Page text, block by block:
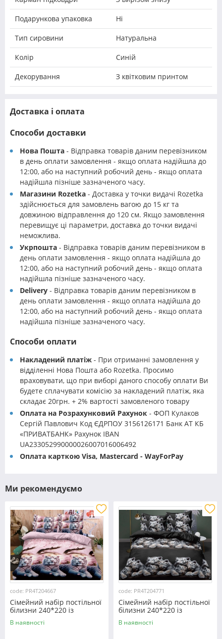
Подарункова упаковка Ні
Тип сировини Натуральна
Колір Синій
Декорування З квітковим принтом
Доставка і оплата
Способи доставки
Нова Пошта - Відправка товарів даним перевізником
в день оплати замовлення - якщо оплата надійшла до
12:00, або на наступний робочий день - якщо оплата
надійшла пізніше зазначеного часу.
Магазини Rozetka - Доставка у точки видачі Rozetka
здійснюється для замовлень вагою до 15 кг та
довжиною відправлення до 120 см. Якщо замовлення
перевищує ці параметри, доставка до точки видачі
неможлива.
Укрпошта - Відправка товарів даним перевізником в
день оплати замовлення - якщо оплата надійшла до
12:00, або на наступний робочий день - якщо оплата
надійшла пізніше зазначеного часу.
Delivery - Відправка товарів даним перевізником в
день оплати замовлення - якщо оплата надійшла до
12:00, або на наступний робочий день - якщо оплата
надійшла пізніше зазначеного часу.
Способи оплати
Накладений платіж - При отриманні замовлення у
відділенні Нова Пошта або Rozetka. Просимо
враховувати, що при виборі даного способу оплати Ви
будете сплачувати комісію за накладений платіж, яка
складає 20грн. + 2% вартості замовленого товару
Оплата на Розрахунковий Рахунок - ФОП Кулаков
Сергій Павлович Код ЄДРПОУ 3156126171 Банк АТ КБ
«ПРИВАТБАНК» Рахунок IBAN
UA233052990000026007016006492
Оплата карткою Visa, Mastercard - WayForPay
Ми рекомендуємо
code: PR4T204667
Сімейний набір постільної
білизни 240*220 із
полікотону №204667
Черешенька™
В наявності
code: PR4T204771
Сімейний набір постільної
білизни 240*220 із
полікотону №204771
Черешенька™
В наявності